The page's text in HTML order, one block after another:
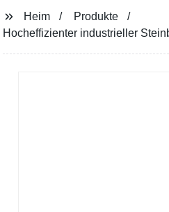
Heim
Produkte
Hocheffizienter industrieller